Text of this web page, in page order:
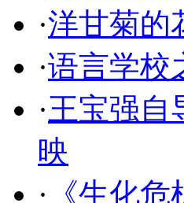
·洋甘菊的
·语言学校
·王宝强自
映
· 《生化